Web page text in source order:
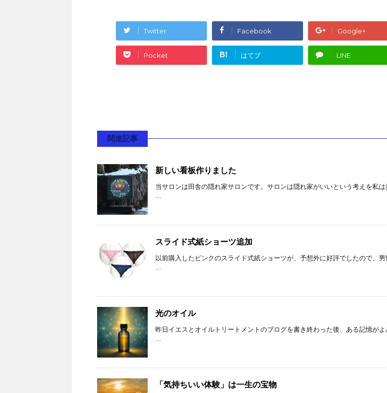
Twitter Facebook Google+
Pocket B! はてブ LINE
関連記事
新しい看板作りました
当サロンは田舎の隠れ家サロンです。サロンは隠れ家がいいという考えを私は
...
スライド式紙ショーツ追加
以前購入したピンクのスライド式紙ショーツが、予想外に好評でしたので、男
...
光のオイル
昨日イエスとオイルトリートメントのブログを書き終わった後、ある記憶がよ
...
「気持ちいい体験」は一生の宝物